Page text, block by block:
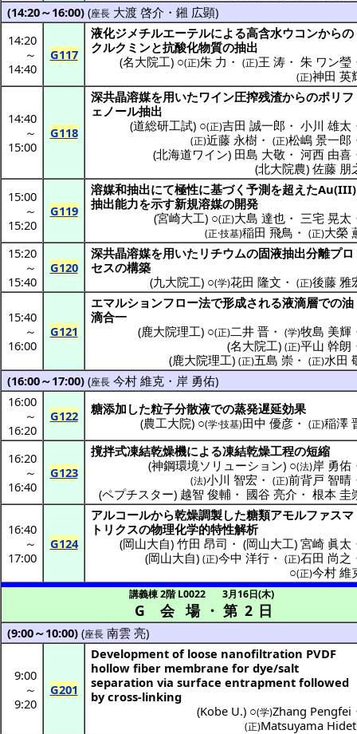
(14:20～16:00) (座長 大渡 啓介 ・鎺 広顕)
14:20
～
14:40
G117
液化ジメチルエーテルによる高含水ウコンからの
クルクミンと抗酸化物質の抽出
(名大院工) ○(正)朱 力 ・ (正)王 涛・ 朱 ワン瑩
(正)神田 英
14:40
～
15:00
G118
深共晶溶媒を用いたワイン圧搾残渣からのポリフ
ェノール抽出
(道総研工試) ○(正)吉田 誠一郎 ・ 小川 雄太
(正)近藤 永樹・ (正)松嶋 景一郎
(北海道ワイン) 田島 大敬 ・ 河西 由喜
(北大院農) 佐藤 朋
15:00
～
15:20
G119
溶媒和抽出にて極性に基づく予測を超えたAu(III)
抽出能力を示す新規溶媒の開発
(宮崎大工) ○(正)大島 達也・ 三宅 晃太
(正·技基)稲田 飛鳥 ・ (正)大榮
15:20
～
15:40
G120
深共晶溶媒を用いた リチウムの固液抽出分離プロ
セスの構築
(九大院工) ○(学)花田 隆文 ・ (正)後藤 雅
15:40
～
16:00
G121
エマルションフロー法で形成される液滴層での油
滴合一
(鹿大院理工) ○(正)二井 晋・ (学)牧島 美輝
(名大院工) (正)平山 幹朗
(鹿大院理工) (正)五島 崇・ (正)水田
(16:00～17:00) (座長 今村 維克 ・ 岸 勇佑)
16:00
～
16:20
G122 糖添加 した粒子分散液での蒸発遅延効果
(農工大院) ○(学·技基)田中 優彦・ (正)稲澤
16:20
～
16:40
G123
撹拌式凍結乾燥機による凍結乾燥工程の短縮
(神鋼環境ソリューション) ○(法)岸 勇佑
(法)小川 智宏 ・ (正)前背戸 智晴
(ペプチスター) 越智 俊輔・ 國谷 亮介 ・ 根本 圭
16:40
～
17:00
G124
アルコールから乾燥調製した糖類アモルファスマ
トリクスの物理化学的特性解析
(岡山大自) 竹田 昂司 ・ (岡山大工) 宮崎 眞太
(岡山大自) (正)今中 洋行・ (正)石田 尚之
○(正)今村 維
G 会場
講義棟 2階 L0022
・ 第 2 日
3月16日(木)
(9:00～10:00) (座長 南雲 亮)
9:00
～
9:20
G201
Development of loose nanofiltration PVDF
hollow fiber membrane for dye/salt
separation via surface entrapment followed
by cross-linking
(Kobe U.) ○(学)Zhang Pengfei
(正)Matsuyama